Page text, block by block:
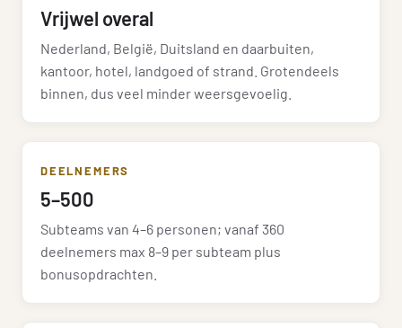
Vrijwel overal
Nederland, België, Duitsland en daarbuiten,
kantoor, hotel, landgoed of strand. Grotendeels
binnen, dus veel minder weersgevoelig.
DEELNEMERS
5–500
Subteams van 4–6 personen; vanaf 360
deelnemers max 8–9 per subteam plus
bonusopdrachten.